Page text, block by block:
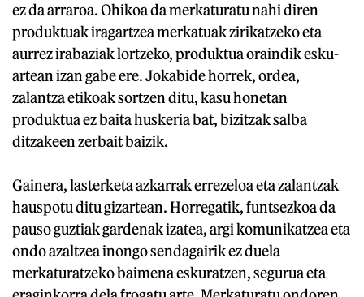
ez da arraroa. Ohikoa da merkaturatu nahi diren
produktuak iragartzea merkatuak zirikatzeko eta
aurrez irabaziak lortzeko, produktua oraindik esku-
artean izan gabe ere. Jokabide horrek, ordea,
zalantza etikoak sortzen ditu, kasu honetan
produktua ez baita huskeria bat, bizitzak salba
ditzakeen zerbait baizik.
Gainera, lasterketa azkarrak errezeloa eta zalantzak
hauspotu ditu gizartean. Horregatik, funtsezkoa da
pauso guztiak gardenak izatea, argi komunikatzea eta
ondo azaltzea inongo sendagairik ez duela
merkaturatzeko baimena eskuratzen, segurua eta